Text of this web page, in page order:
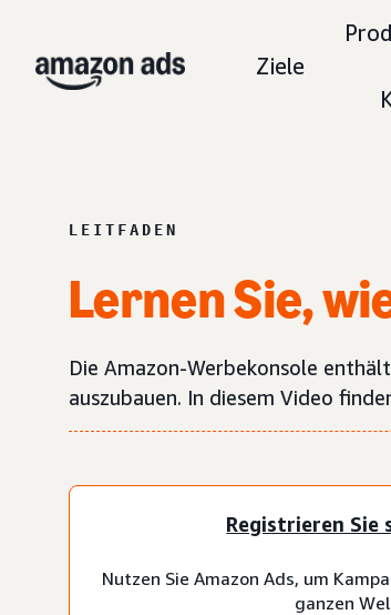
Ziele
LEITFADEN
Lernen Sie,
Die Amazon-Werbekonsole
auszubauen. In diesem Video
Registrieren Sie
Nutzen Sie Amazon Ads, um
ganzen